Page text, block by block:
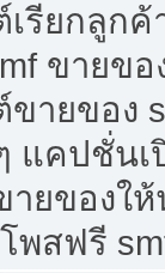
เรียกลูกค้
ขายขอ
ขายของ
แคปชั่นเ
ายของใ
พสฟรี